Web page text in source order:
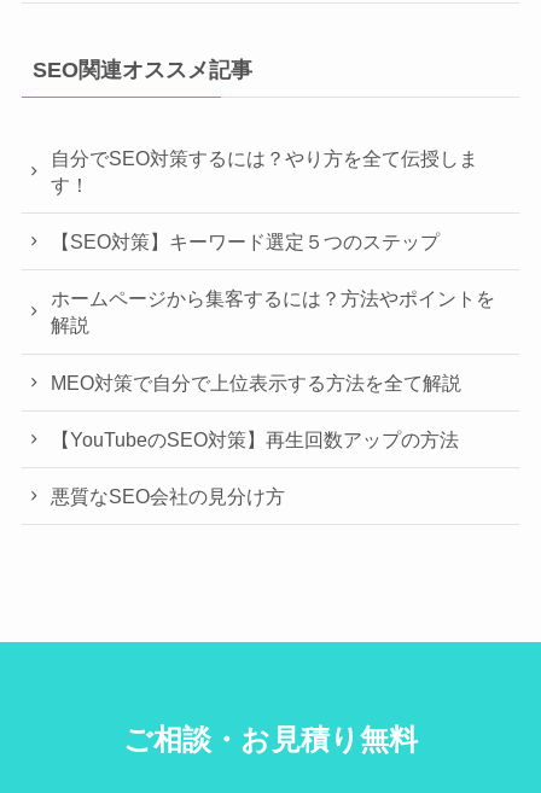
SEO関連オススメ記事
自分でSEO対策するには？やり方を全て伝授しま
す！
【SEO対策】キーワード選定５つのステップ
ホームページから集客するには？方法やポイントを
解説
MEO対策で自分で上位表示する方法を全て解説
【YouTubeのSEO対策】再生回数アップの方法
悪質なSEO会社の見分け方
ご相談・お見積り無料